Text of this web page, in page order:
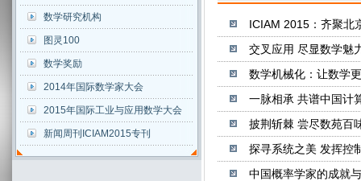
数学研究机构
图灵100
数学奖励
2014年国际数学家大会
2015年国际工业与应用数学大会
新闻周刊ICIAM2015专刊
ICIAM 2015：齐聚北
交叉应用 尽显数学
数学机械化：让数学
一脉相承 共谱中国
披荆斩棘 尝尽数苑
探寻系统之美 发挥
中国概率学家的成就